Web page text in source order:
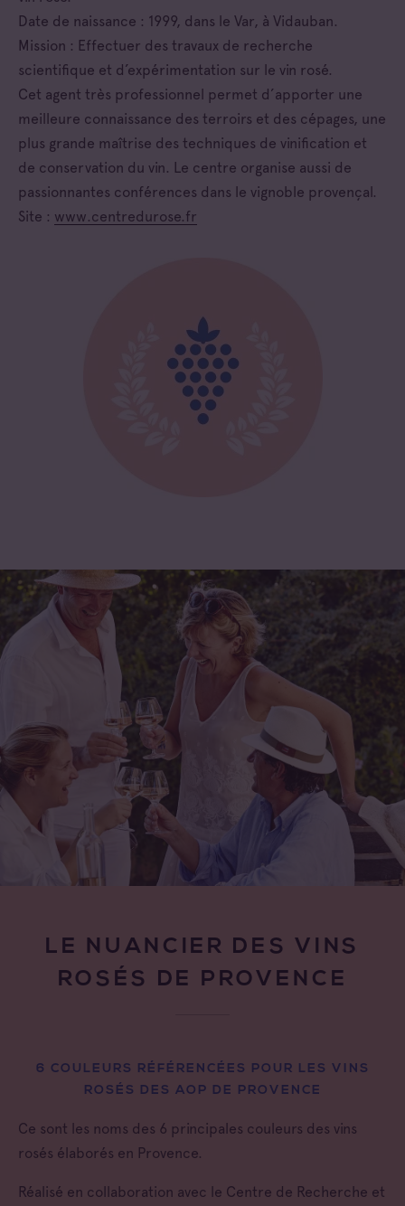
Date de naissance : 1999, dans le Var, à Vidauban.
Mission : Effectuer des travaux de recherche
scientifique et d’expérimentation sur le vin rosé.
Cet agent très professionnel permet d’apporter une
meilleure connaissance des terroirs et des cépages, une
plus grande maîtrise des techniques de vinification et
de conservation du vin. Le centre organise aussi de
passionnantes conférences dans le vignoble provençal.
Site : www.centredurose.fr
LE NUANCIER DES VINS
ROSÉS DE PROVENCE
6 COULEURS RÉFÉRENCÉES POUR LES VINS
ROSÉS DES AOP DE PROVENCE
Ce sont les noms des 6 principales couleurs des vins
rosés élaborés en Provence.
Réalisé en collaboration avec le Centre de Recherche et